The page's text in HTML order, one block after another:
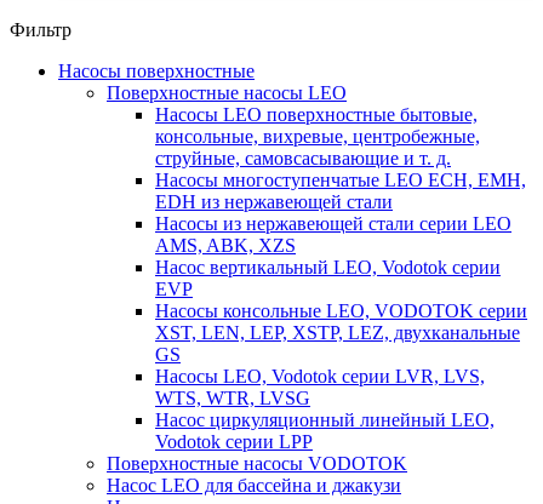
Фильтр
Насосы поверхностные
Поверхностные насосы LEO
Насосы LEO поверхностные бытовые,
консольные, вихревые, центробежные,
струйные, самовсасывающие и т. д.
Насосы многоступенчатые LEO ECH, EMH,
EDH из нержавеющей стали
Насосы из нержавеющей стали серии LEO
AMS, ABK, XZS
Насос вертикальный LEO, Vodotok серии
EVP
Насосы консольные LEO, VODOTOK серии
XST, LEN, LEP, XSTP, LEZ, двухканальные
GS
Насосы LEO, Vodotok серии LVR, LVS,
WTS, WTR, LVSG
Насос циркуляционный линейный LEO,
Vodotok серии LPP
Поверхностные насосы VODOTOK
Насос LEO для бассейна и джакузи